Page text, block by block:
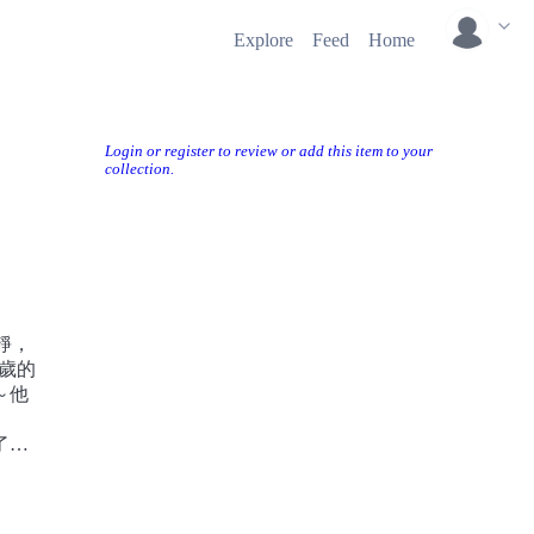
Explore Feed Home
Login or register to review or add this item to your
collection.
，
的
他
。